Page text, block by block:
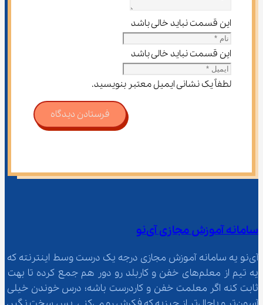
این قسمت نباید خالی باشد
این قسمت نباید خالی باشد
لطفاً یک نشانی ایمیل معتبر بنویسید.
فرستادن دیدگاه
سامانه آموزش مجازی آی‌نو
آی‌نو یه سامانه آموزش مجازی درجه یک درست وسط اینترنته که
یه تیم از معلم‌‌های خفن و کاربلد رو دور هم جمع کرده تا بهت
ثابت کنه اگر معلمت خفن و کاردرست باشه؛ درس خوندن خیلی